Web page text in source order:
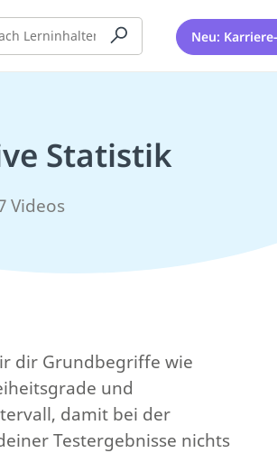
Neu:
Statistik
Videos
dir Grundbegriffe wie
und
damit bei der
Testergebnisse nichts